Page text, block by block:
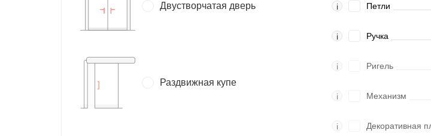
Двустворчатая дверь
Раздвижная купе
i Петли
i Ручка
i Ригель
i Механизм
i Декоративная